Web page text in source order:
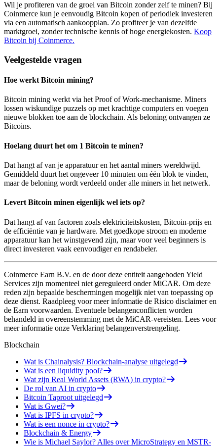
Wil je profiteren van de groei van Bitcoin zonder zelf te minen? Bij
Coinmerce kun je eenvoudig Bitcoin kopen of periodiek investeren
via een automatisch aankoopplan. Zo profiteer je van dezelfde
marktgroei, zonder technische kennis of hoge energiekosten. Koop
Bitcoin bij Coinmerce.
Veelgestelde vragen
Hoe werkt Bitcoin mining?
Bitcoin mining werkt via het Proof of Work-mechanisme. Miners
lossen wiskundige puzzels op met krachtige computers en voegen
nieuwe blokken toe aan de blockchain. Als beloning ontvangen ze
Bitcoins.
Hoelang duurt het om 1 Bitcoin te minen?
Dat hangt af van je apparatuur en het aantal miners wereldwijd.
Gemiddeld duurt het ongeveer 10 minuten om één blok te vinden,
maar de beloning wordt verdeeld onder alle miners in het netwerk.
Levert Bitcoin minen eigenlijk wel iets op?
Dat hangt af van factoren zoals elektriciteitskosten, Bitcoin-prijs en
de efficiëntie van je hardware. Met goedkope stroom en moderne
apparatuur kan het winstgevend zijn, maar voor veel beginners is
direct investeren vaak eenvoudiger en rendabeler.
Coinmerce Earn B.V. en de door deze entiteit aangeboden Yield
Services zijn momenteel niet gereguleerd onder MiCAR. Om deze
reden zijn bepaalde beschermingen mogelijk niet van toepassing op
deze dienst. Raadpleeg voor meer informatie de Risico disclaimer en
de Earn voorwaarden. Eventuele belangenconflicten worden
behandeld in overeenstemming met de MiCAR-vereisten. Lees voor
meer informatie onze Verklaring belangenverstrengeling.
Blockchain
Wat is Chainalysis? Blockchain-analyse uitgelegd
Wat is een liquidity pool?
Wat zijn Real World Assets (RWA) in crypto?
De rol van AI in crypto
Bitcoin Taproot uitgelegd
Wat is Gwei?
Wat is IPFS in crypto?
Wat is een nonce in crypto?
Blockchain & Energy
Wie is Michael Saylor? Alles over MicroStrategy en MSTR-